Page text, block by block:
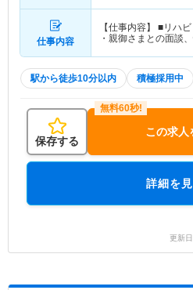
仕事内容
【仕事内容】 ■リハ
・親御さまとの面談
駅から徒歩10分以内 積極採用中
保存する
この求人
詳細を
更新